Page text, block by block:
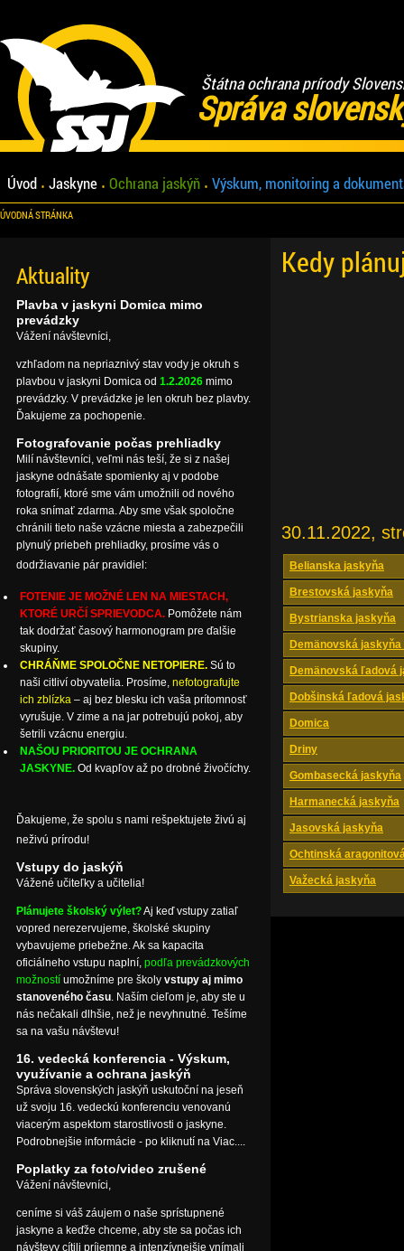
Štátna ochrana prírody
Správa
Úvod Jaskyne Ochrana jaskýň Výskum, monitoring a
ÚVODNÁ STRÁNKA
Kedy
30.11.2022,
Belianska jaskyňa
Brestovská jaskyňa
Bystrianska jaskyňa
Demänovská
Demänovská ľadová
Dobšinská ľadová
Domica
Driny
Gombasecká jaskyňa
Harmanecká jaskyňa
Jasovská jaskyňa
Ochtinská
Važecká jaskyňa
Aktuality
Plavba v jaskyni Domica mimo
prevádzky
Vážení návštevníci,
vzhľadom na nepriaznivý stav vody je okruh s
plavbou v jaskyni Domica od 1.2.2026 mimo
prevádzky. V prevádzke je len okruh bez plavby.
Ďakujeme za pochopenie.
Fotografovanie počas prehliadky
Milí návštevníci, veľmi nás teší, že si z našej
jaskyne odnášate spomienky aj v podobe
fotografií, ktoré sme vám umožnili od nového
roka snímať zdarma. Aby sme však spoločne
chránili tieto naše vzácne miesta a zabezpečili
plynulý priebeh prehliadky, prosíme vás o
dodržiavanie pár pravidiel:
FOTENIE JE MOŽNÉ LEN NA MIESTACH,
KTORÉ URČÍ SPRIEVODCA. Pomôžete nám
tak dodržať časový harmonogram pre ďalšie
skupiny.
CHRÁŇME SPOLOČNE NETOPIERE. Sú to
naši citliví obyvatelia. Prosíme, nefotografujte
ich zblízka – aj bez blesku ich vaša prítomnosť
vyrušuje. V zime a na jar potrebujú pokoj, aby
šetrili vzácnu energiu.
NAŠOU PRIORITOU JE OCHRANA
JASKYNE. Od kvapľov až po drobné živočíchy.
Ďakujeme, že spolu s nami rešpektujete živú aj
neživú prírodu!
Vstupy do jaskýň
Vážené učiteľky a učitelia!
Plánujete školský výlet?Aj keď vstupy zatiaľ
vopred nerezervujeme, školské skupiny
vybavujeme priebežne. Ak sa kapacita
oficiálneho vstupu naplní, podľa prevádzkových
možností umožníme pre školy vstupy aj mimo
stanoveného času. Naším cieľom je, aby ste u
nás nečakali dlhšie, než je nevyhnutné. Tešíme
sa na vašu návštevu!
16. vedecká konferencia - Výskum,
využívanie a ochrana jaskýň
Správa slovenských jaskýň uskutoční na jeseň
už svoju 16. vedeckú konferenciu venovanú
viacerým aspektom starostlivosti o jaskyne.
Podrobnejšie informácie - po kliknutí na Viac....
Poplatky za foto/video zrušené
Vážení návštevníci,
ceníme si váš záujem o naše sprístupnené
jaskyne a keďže chceme, aby ste sa počas ich
návštevy cítili príjemne a intenzívnejšie vnímali